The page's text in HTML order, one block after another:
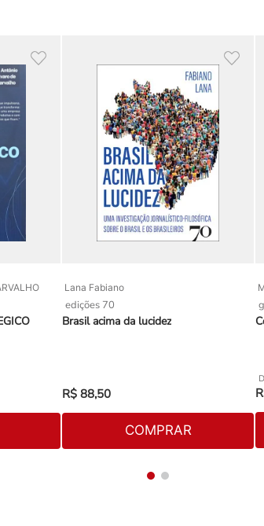
Lana Fabiano
edições 70
Brasil acima da lucidez
R$ 88,50
COMPRAR